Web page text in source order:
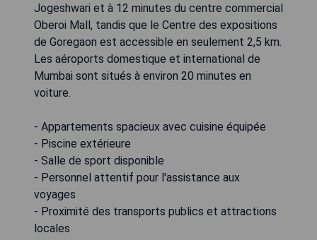
Jogeshwari et à 12 minutes du centre commercial
Oberoi Mall, tandis que le Centre des expositions
de Goregaon est accessible en seulement 2,5 km.
Les aéroports domestique et international de
Mumbai sont situés à environ 20 minutes en
voiture.
- Appartements spacieux avec cuisine équipée
- Piscine extérieure
- Salle de sport disponible
- Personnel attentif pour l'assistance aux
voyages
- Proximité des transports publics et attractions
locales